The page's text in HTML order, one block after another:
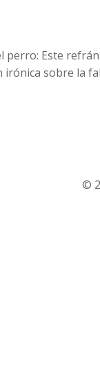
perro: Este
irónica sobre la
©